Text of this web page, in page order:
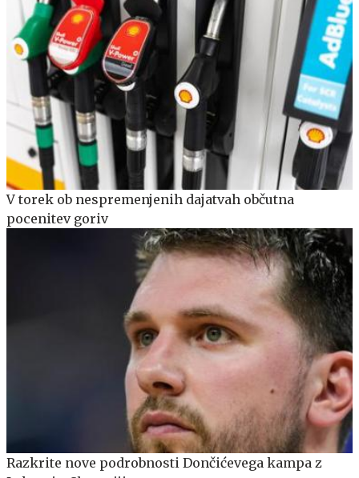
V torek ob nespremenjenih dajatvah občutna
pocenitev goriv
Razkrite nove podrobnosti Dončićevega kampa z